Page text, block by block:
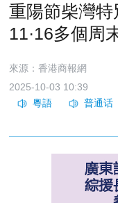
重陽節柴灣特
11·16多個周
來源：香港商報網
2025-10-03 10:39